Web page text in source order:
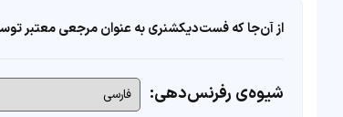
از آن‌جا که فست‌دیکشنری به عنوان مرجعی معتبر
شیوه‌ی رفرنس‌دهی: